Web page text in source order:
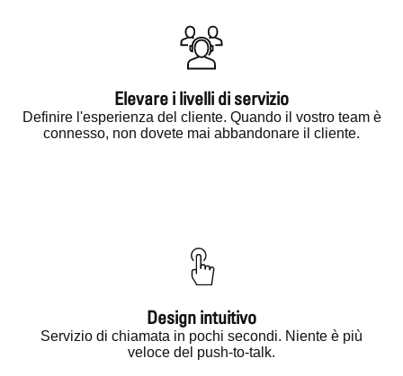
Elevare i livelli di servizio
Definire l'esperienza del cliente. Quando il vostro team è
connesso, non dovete mai abbandonare il cliente.
Design intuitivo
Servizio di chiamata in pochi secondi. Niente è più
veloce del push-to-talk.